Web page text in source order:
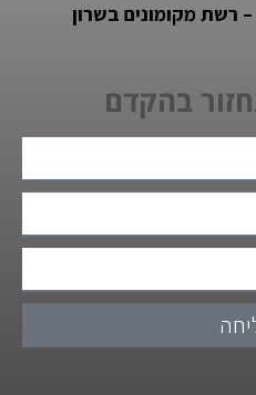
רשת מקומונים בשרון
בהקדם